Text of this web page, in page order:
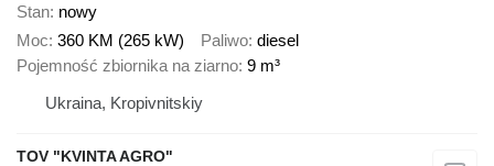
Stan nowy
Moc 360 KM (265 kW) Paliwo diesel
Pojemność zbiornika na ziarno 9 m³
Ukraina, Kropivnitskiy
TOV "KVINTA AGRO"